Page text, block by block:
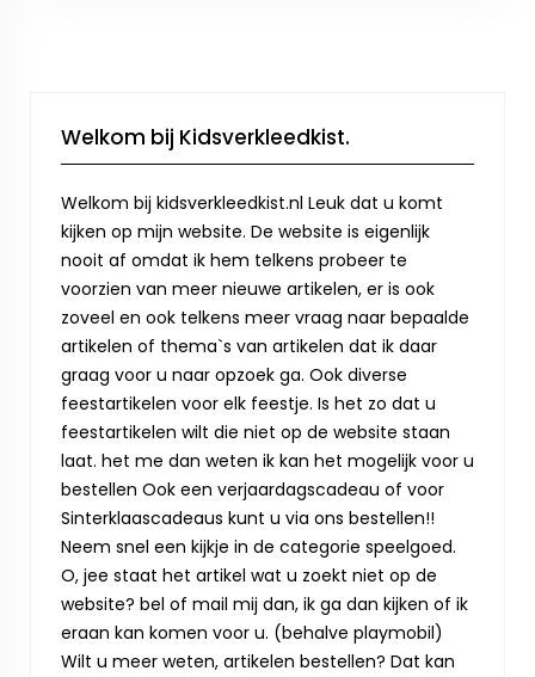
Welkom bij Kidsverkleedkist.
Welkom bij kidsverkleedkist.nl Leuk dat u komt
kijken op mijn website. De website is eigenlijk
nooit af omdat ik hem telkens probeer te
voorzien van meer nieuwe artikelen, er is ook
zoveel en ook telkens meer vraag naar bepaalde
artikelen of thema`s van artikelen dat ik daar
graag voor u naar opzoek ga. Ook diverse
feestartikelen voor elk feestje. Is het zo dat u
feestartikelen wilt die niet op de website staan
laat. het me dan weten ik kan het mogelijk voor u
bestellen Ook een verjaardagscadeau of voor
Sinterklaascadeaus kunt u via ons bestellen!!
Neem snel een kijkje in de categorie speelgoed.
O, jee staat het artikel wat u zoekt niet op de
website? bel of mail mij dan, ik ga dan kijken of ik
eraan kan komen voor u. (behalve playmobil)
Wilt u meer weten, artikelen bestellen? Dat kan